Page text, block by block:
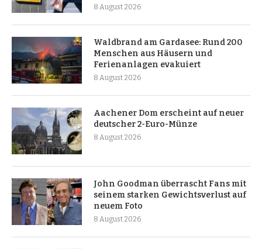
8 August 2026
Waldbrand am Gardasee: Rund 200
Menschen aus Häusern und
Ferienanlagen evakuiert
8 August 2026
Aachener Dom erscheint auf neuer
deutscher 2-Euro-Münze
8 August 2026
John Goodman überrascht Fans mit
seinem starken Gewichtsverlust auf
neuem Foto
8 August 2026